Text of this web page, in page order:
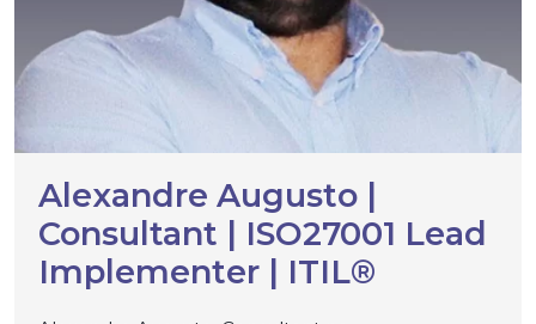
Alexandre Augusto |
Consultant | ISO27001 Lead
Implementer | ITIL®